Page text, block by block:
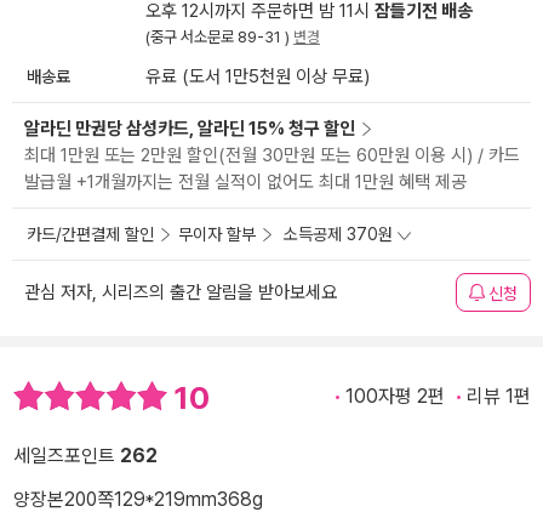
오후 12시까지 주문하면 밤 11시 잠들기전 배송
(중구 서소문로 89-31 ) 변경
배송료 유료 (도서 1만5천원 이상 무료)
알라딘 만권당 삼성카드, 알라딘 15% 청구 할인
최대 1만원 또는 2만원 할인(전월 30만원 또는 60만원 이용 시) / 카드
발급월 +1개월까지는 전월 실적이 없어도 최대 1만원 혜택 제공
카드/간편결제 할인 무이자 할부 소득공제 370원
관심 저자, 시리즈의 출간 알림을 받아보세요 신청
10 100자평 2편 리뷰 1편
세일즈포인트 262
양장본200쪽129*219mm368g